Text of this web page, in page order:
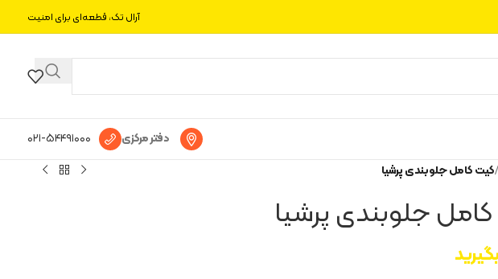
آرال تک، قطعه‌ای برای امنیت
دفتر مرکزی ۰۲۱-۵۴۴۹۱۰۰۰
/کیت کامل جلوبندی پرشیا
جلوبندی پرشیا